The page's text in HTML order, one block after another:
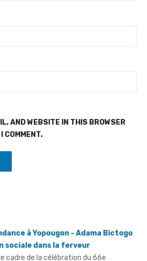
AND WEBSITE IN THIS BROWSER
COMMENT.
à Yopougon - Adama Bictogo
cadre de la célébration du 66e
de la Côte d'Ivoire, le maire de